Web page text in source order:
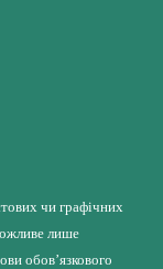
чи графічних
лише
обов’язкового